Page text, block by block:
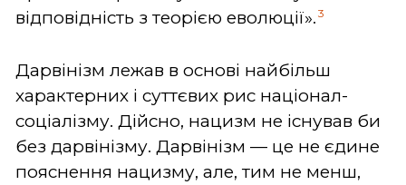
відповідність з теорією еволюції». 3
Дарвінізм лежав в основі найбільш
характерних і суттєвих рис націонал-
соціалізму. Дійсно, нацизм не існував би
без дарвінізму. Дарвінізм — це не єдине
пояснення нацизму, але, тим не менш,